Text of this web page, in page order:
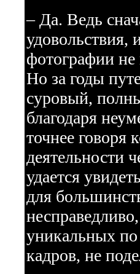
– Да. Ведь
фотографии
Но за годы
суровый,
благодаря
точнее говоря
деятельности
удается
для
уникальных по
кадров, не